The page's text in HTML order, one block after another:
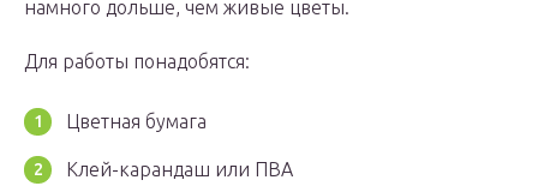
намного дольше, чем живые цветы.
Для работы понадобятся:
Цветная бумага
Клей-карандаш или ПВА